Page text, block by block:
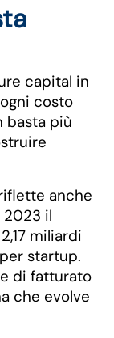
capital in
costo
basta più
anche
2023 il
miliardi
startup.
di fatturato
che evolve